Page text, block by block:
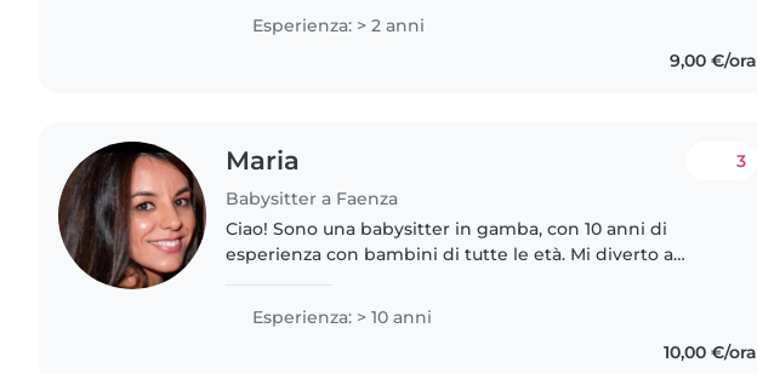
due anni..
Esperienza: > 2 anni
9,00 €/ora
Maria
Babysitter a Faenza
3
Ciao! Sono una babysitter in gamba, con 10 anni di
esperienza con bambini di tutte le età. Mi diverto a
cucinare, fare le faccende..
Esperienza: > 10 anni
10,00 €/ora